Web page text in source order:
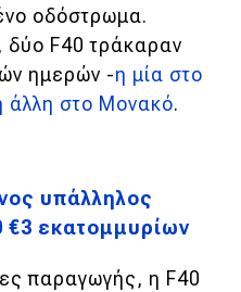
οδόστρωμα.
δύο F40 τράκαραν
ημερών -η μία στο
άλλη στο Μονακό.
υπάλληλος
€3 εκατομμυρίων
παραγωγής, η F40